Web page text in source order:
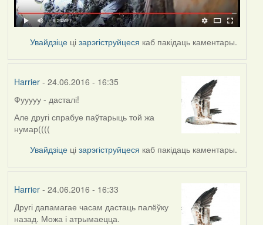
Увайдзіце цізарэгіструйцеся каб пакідаць каментары.
Harrier- 24.06.2016 - 16:35
Фууууу - дасталі!
Але другі спрабуе паўтарыць той жа
нумар((((
Увайдзіце цізарэгіструйцеся каб пакідаць каментары.
Harrier- 24.06.2016 - 16:33
Другі дапамагае часам дастаць палёўку
назад. Можа і атрымаецца.